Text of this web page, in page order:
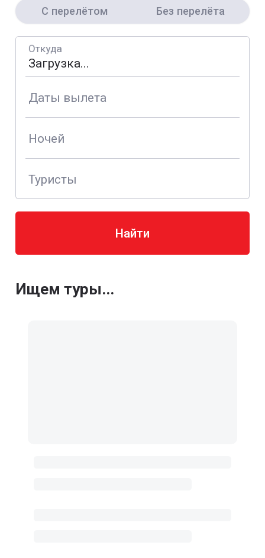
С перелётом Без перелёта
Откуда
Даты вылета
Ночей
Туристы
Найти
Ищем туры...